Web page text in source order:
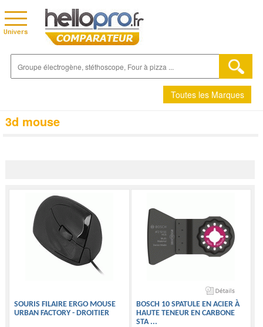
Toutes les Marques
3d mouse
SOURIS FILAIRE ERGO MOUSE
URBAN FACTORY - DROITIER
BOSCH 10 SPATULE EN ACIER À
HAUTE TENEUR EN CARBONE
STA ...